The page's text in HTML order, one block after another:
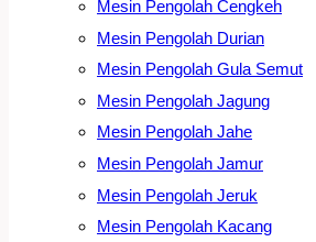
Mesin Pengolah Cengkeh
Mesin Pengolah Durian
Mesin Pengolah Gula Semut
Mesin Pengolah Jagung
Mesin Pengolah Jahe
Mesin Pengolah Jamur
Mesin Pengolah Jeruk
Mesin Pengolah Kacang